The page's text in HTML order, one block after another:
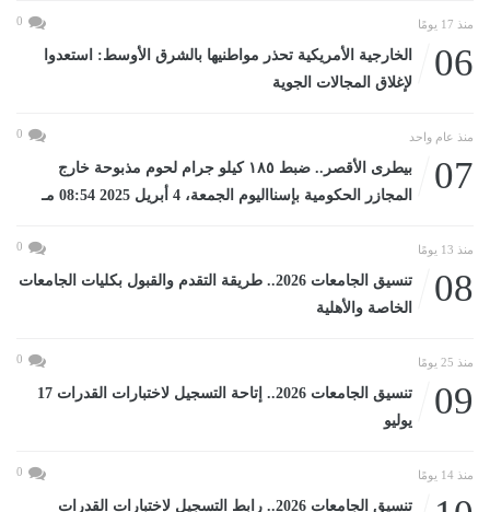
منذ 17 يومًا 0
06
الخارجية الأمريكية تحذر مواطنيها بالشرق الأوسط: استعدوا
لإغلاق المجالات الجوية
منذ عام واحد 0
07
بيطرى الأقصر.. ضبط ١٨٥ كيلو جرام لحوم مذبوحة خارج
المجازر الحكومية بإسنااليوم الجمعة، 4 أبريل 2025 08:54 مـ
منذ 13 يومًا 0
08
تنسيق الجامعات 2026.. طريقة التقدم والقبول بكليات الجامعات
الخاصة والأهلية
منذ 25 يومًا 0
09
تنسيق الجامعات 2026.. إتاحة التسجيل لاختبارات القدرات 17
يوليو
منذ 14 يومًا 0
تنسيق الجامعات 2026.. رابط التسجيل لاختبارات القدرات